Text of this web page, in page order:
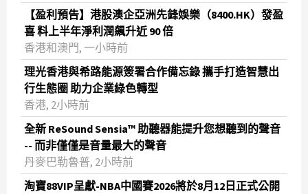
【盈利預告】港股澳企亞洲先鋒娛樂（8400.HK）發盈
喜 料上半年淨利潤飆升近 90 倍
香港和澳門, 一小時前
理光香港與希路能源簽署合作備忘錄 攜手打造智慧出
行生態圈 助力企業綠色轉型
香港, 2小時前
全新 ReSound Sensia™ 助聽器能提升您想聽到的聲音
-- 而非僅僅是音量最大的聲音
丹麥巴勒魯普, 2小時前
淘寶88VIP呈獻-NBA中國賽2026將於8月12日正式公開